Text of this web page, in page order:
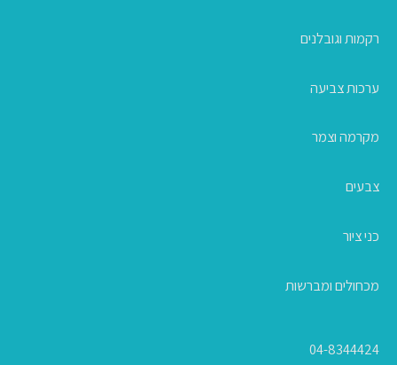
רקמות וגובלנים
ערכות צביעה
מקרמה וצמר
צבעים
כני ציור
מכחולים ומברשות
04-8344424